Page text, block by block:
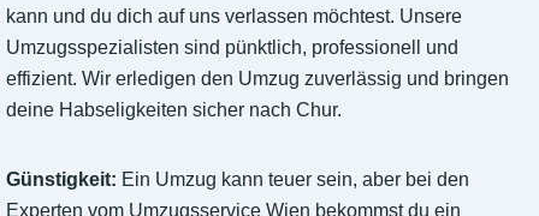
kann und du dich auf uns verlassen möchtest. Unsere
Umzugsspezialisten sind pünktlich, professionell und
effizient. Wir erledigen den Umzug zuverlässig und bringen
deine Habseligkeiten sicher nach Chur.
Günstigkeit: Ein Umzug kann teuer sein, aber bei den
Experten vom Umzugsservice Wien bekommst du ein